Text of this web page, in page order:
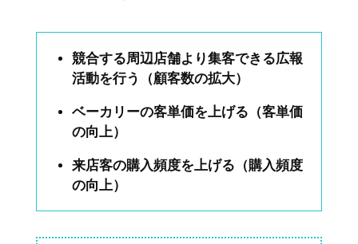
競合する周辺店舗より集客できる広報
活動を行う（顧客数の拡大）
ベーカリーの客単価を上げる（客単価
の向上）
来店客の購入頻度を上げる（購入頻度
の向上）